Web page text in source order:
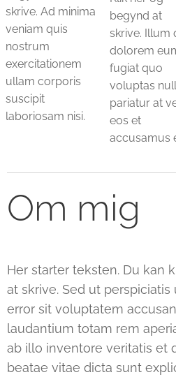
skrive. Ad minima
veniam quis
nostrum
exercitationem
ullam corporis
suscipit
laboriosam nisi.
begynd at
skrive. Illum
dolorem
fugiat quo
voluptas
pariatur at
eos et
accusamus
Om mig
Her starter teksten. Du kan
at skrive. Sed ut
error sit voluptatem
laudantium totam rem
ab illo inventore veritatis et
beatae vitae dicta sunt